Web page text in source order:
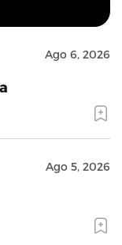
Ago 6, 2026
Ago 5, 2026